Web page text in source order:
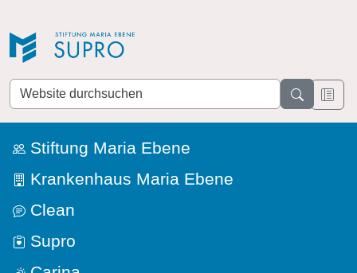
Website
durchsuchen
Stiftung Maria Ebene
Krankenhaus Maria Ebene
Clean
Supro